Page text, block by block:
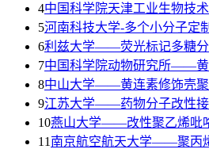
4中国科学院天津工业生物技
5河南科技大学-多个小分子定
6利兹大学——荧光标记多糖
7中国科学院动物研究所——
8中山大学——黄连素修饰壳
9江苏大学——药物分子改性
10燕山大学——改性聚乙烯吡
11 南京航空航天大学——聚丙